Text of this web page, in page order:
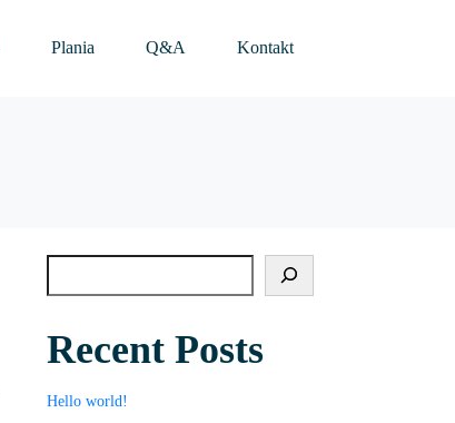
Plania Q&A Kontakt
Recent Posts
Hello world!